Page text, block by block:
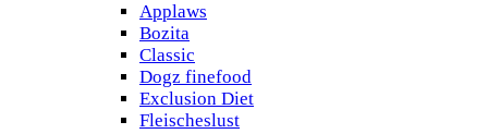
Applaws
Bozita
Classic
Dogz finefood
Exclusion Diet
Fleischeslust